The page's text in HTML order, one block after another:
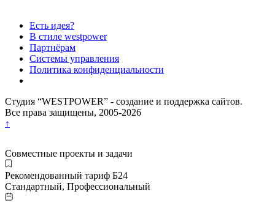
Есть идея?
В стиле westpower
Партнёрам
Системы управления
Политика конфиденциальности
Студия “WESTPOWER” - создание и поддержка сайтов.
Все права защищены, 2005-2026
↑
Совместные проекты и задачи
Рекомендованный тариф Б24
Стандартный, Профессиональный